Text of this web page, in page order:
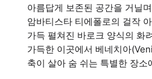
아름답게 보존된 공간을 거닐
암바티스타 티에폴로의 걸작
가득 펼쳐진 바로크 양식의 화
가득한 이곳에서 베네치아
축이 살아 숨 쉬는 특별한 장